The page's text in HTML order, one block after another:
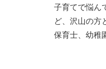
子育てで悩ん
ど、沢山の方
保育士、幼稚